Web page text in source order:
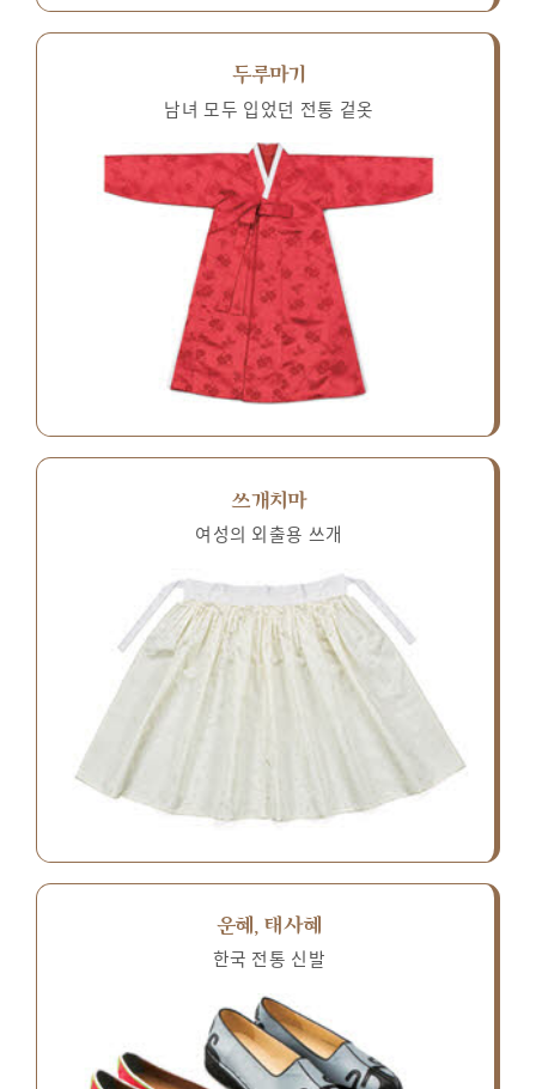
두루마기
남녀 모두 입었던 전통 겉옷
쓰개치마
여성의 외출용 쓰개
운혜, 태사혜
한국 전통 신발